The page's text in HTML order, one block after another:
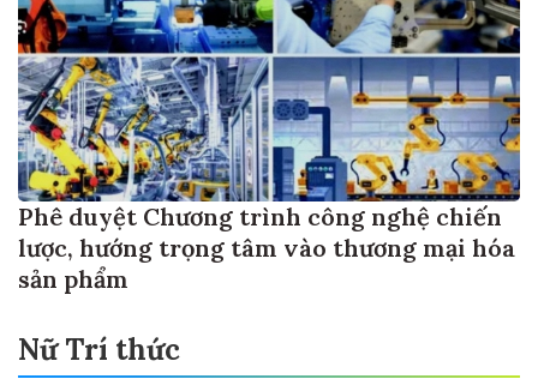
Phê duyệt Chương trình công nghệ chiến
lược, hướng trọng tâm vào thương mại hóa
sản phẩm
Nữ Trí thức